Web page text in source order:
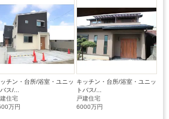
チン・台所/浴室・ユニッ
バス/...
建住宅
万円
キッチン・台所/浴室・ユニッ
トバス/...
戸建住宅
6000万円